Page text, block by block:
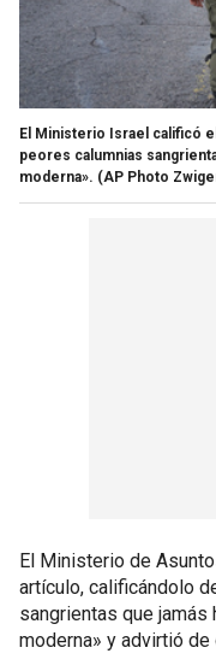
El Ministerio Israel calificó
peores calumnias
moderna». (AP Photo
El Ministerio de
artículo, calificándolo
sangrientas que jamás
moderna» y advirtió de